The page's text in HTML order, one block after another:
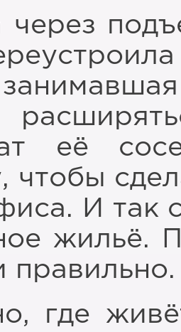
через
её
чтобы
И так
жильё.
правильно.
где